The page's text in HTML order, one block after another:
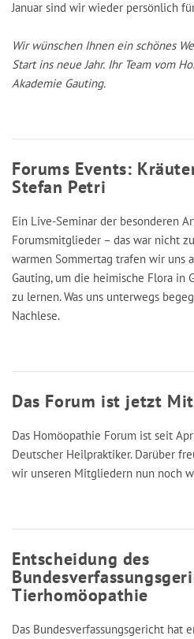
Januar sind wir wieder persönlich
Wir wünschen Ihnen ein schönes
Start ins neue Jahr. Ihr Team vom
Akademie Gauting.
Forums Events:
Stefan Petri
Ein Live-Seminar der besonderen
Forumsmitglieder – das war nicht
warmen Sommertag trafen wir uns
Gauting, um die heimische Flora in
zu lernen. Was uns unterwegs
Nachlese.
Das Forum ist jetzt
Das Homöopathie Forum ist seit
Deutscher Heilpraktiker. Darüber
wir unseren Mitgliedern nun noch
Entscheidung des
Tierhomöopathie
Das Bundesverfassungsgericht hat